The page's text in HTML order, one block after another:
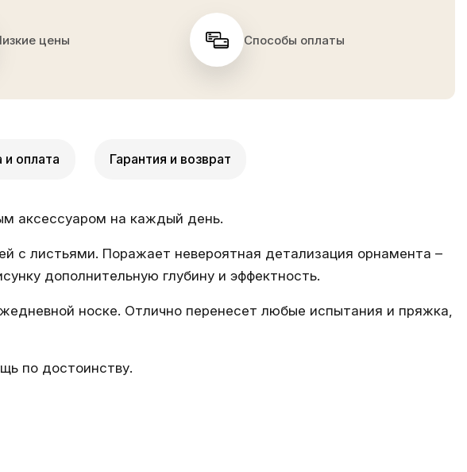
цены Способы оплаты
оплата Гарантия и возврат
аксессуаром на каждый день.
с листьями. Поражает невероятная детализация орнамента –
дополнительную глубину и эффектность.
носке. Отлично перенесет любые испытания и пряжка,
по достоинству.